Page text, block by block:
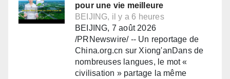
pour une vie meilleure
BEIJING, il y a 6 heures
BEIJING, 7 août 2026
/PRNewswire/ -- Un reportage de
China.org.cn sur Xiong'anDans de
nombreuses langues, le mot «
civilisation » partage la même